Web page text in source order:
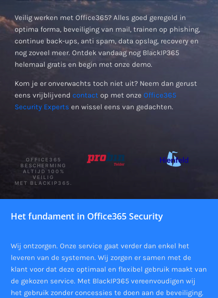
Veilig werken met Office365? Alles goed geregeld in
optima forma, beveiliging van mail, trainen op phishing,
continue back-ups, anti spam, data opslag, recovery en
nog zoveel meer. Ontdek vandaag nog BlackIP365
helemaal gratis en begin met onze demo.
Kom je er onverwachts toch niet uit? Neem dan gerust
eens vrijblijvend contact op met onze Office365
Security Experts en wissel eens van gedachten.
OFFICE365
BESCHERMING
ALTIJD 100%
VEILIG
MET BLACKIP365.
Het fundament in Office365 Security
Wij ontzorgen. Onze service gaat verder dan enkel het
leveren van de systemen. Wij zorgen er samen met de
klant voor dat deze optimaal en flexibel gebruik maakt van
de gekozen service. Met BlackIP365 vereenvoudigen wij
het gebruik zonder concessies te doen aan de beveiliging.